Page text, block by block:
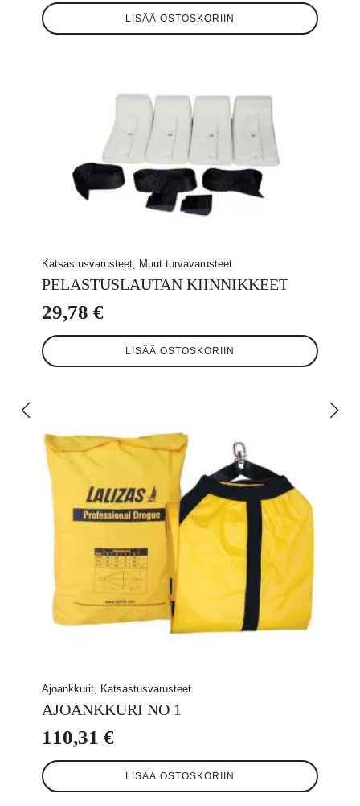
LISÄÄ OSTOSKORIIN
Katsastusvarusteet, Muut turvavarusteet
PELASTUSLAUTAN KIINNIKKEET
29,78 €
LISÄÄ OSTOSKORIIN
Ajoankkurit, Katsastusvarusteet
AJOANKKURI NO 1
110,31 €
LISÄÄ OSTOSKORIIN